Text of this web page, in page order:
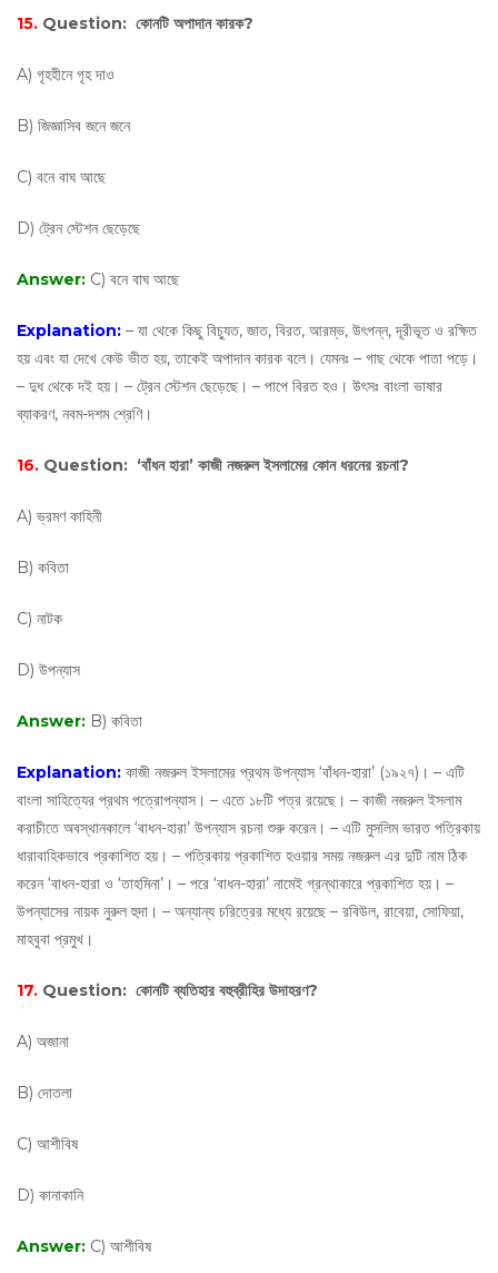
15. Question: কোনটি অপাদান কারক?
A) গৃহহীনে গৃহ দাও
B) জিজ্ঞাসিব জনে জনে
C) বনে বাঘ আছে
D) ট্রেন স্টেশন ছেড়েছে
Answer: C) বনে বাঘ আছে
Explanation: – যা থেকে কিছু বিচ্যুত, জাত, বিরত, আরম্ভ, উৎপন্ন, দূরীভূত ও রক্ষিত
হয় এবং যা দেখে কেউ ভীত হয়, তাকেই অপাদান কারক বলে। যেমনঃ – গাছ থেকে পাতা পড়ে।
– দুধ থেকে দই হয়। – ট্রেন স্টেশন ছেড়েছে। – পাপে বিরত হও। উৎসঃ বাংলা ভাষার
ব্যাকরণ, নবম-দশম শ্রেণি।
16. Question: ‘বাঁধন হারা’ কাজী নজরুল ইসলামের কোন ধরনের রচনা?
A) ভ্রমণ কাহিনী
B) কবিতা
C) নাটক
D) উপন্যাস
Answer: B) কবিতা
Explanation: কাজী নজরুল ইসলামের প্রথম উপন্যাস ‘বাঁধন-হারা’ (১৯২৭)। – এটি
বাংলা সাহিত্যের প্রথম পত্রোপন্যাস। – এতে ১৮টি পত্র রয়েছে। – কাজী নজরুল ইসলাম
করাচীতে অবস্থানকালে ‘বাধন-হারা’ উপন্যাস রচনা শুরু করেন। – এটি মুসলিম ভারত পত্রিকায়
ধারাবাহিকভাবে প্রকাশিত হয়। – পত্রিকায় প্রকাশিত হওয়ার সময় নজরুল এর দুটি নাম ঠিক
করেন ‘বাধন-হারা ও ‘তাহমিনা’। – পরে ‘বাধন-হারা’ নামেই গ্রন্থাকারে প্রকাশিত হয়। –
উপন্যাসের নায়ক নুরুল হুদা। – অন্যান্য চরিত্রের মধ্যে রয়েছে – রবিউল, রাবেয়া, সােফিয়া,
মাহবুবা প্রমুখ।
17. Question: কোনটি ব্যতিহার বহুব্রীহির উদাহরণ?
A) অজানা
B) দোতলা
C) আশীবিষ
D) কানাকানি
Answer: C) আশীবিষ